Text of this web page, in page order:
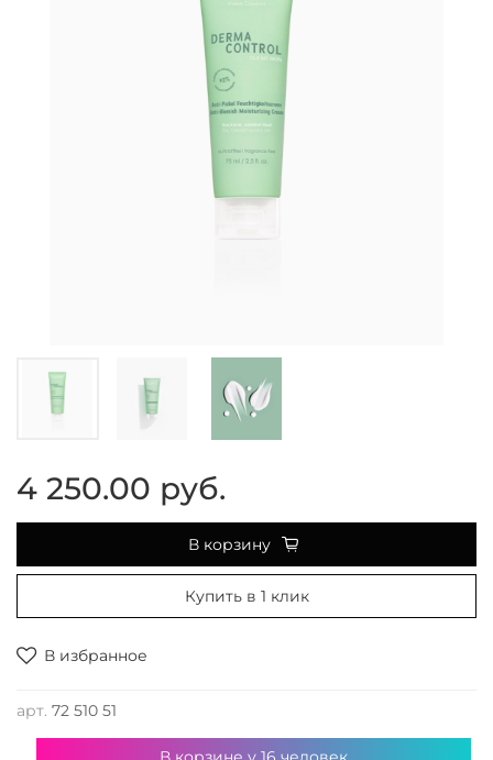
В избранное
арт. 72 510 51
4 250.00 руб.
В корзину
Купить в 1 клик